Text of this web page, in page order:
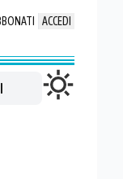
ACCEDI